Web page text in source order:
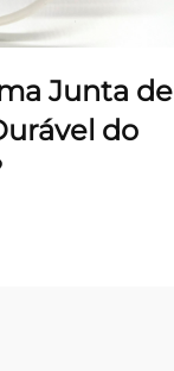
Junta de
do